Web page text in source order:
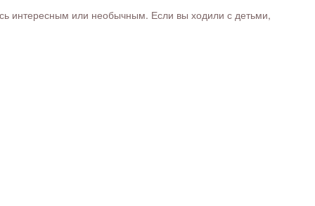
интересным или необычным. Если вы ходили с детьми,